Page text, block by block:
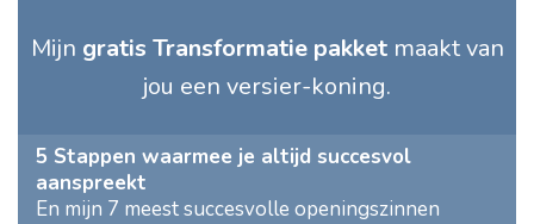
Mijn gratis Transformatie pakketmaakt van
jou een versier-koning.
5 Stappen waarmee je altijd succesvol
aanspreekt
En mijn 7 meest succesvolle openingszinnen